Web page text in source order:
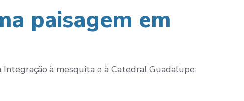
paisagem em
à mesquita e à Catedral Guadalupe;